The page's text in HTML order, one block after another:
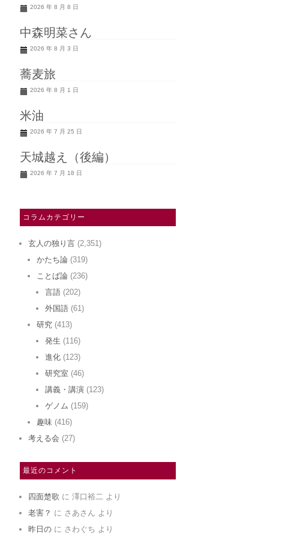
2026 年 8 月 8 日
中森明菜さん
2026 年 8 月 3 日
蕎麦旅
2026 年 8 月 1 日
米油
2026 年 7 月 25 日
天城越え（後編）
2026 年 7 月 18 日
コラムカテゴリー
玄人の独り言 (2,351)
かたち論 (319)
ことば論 (236)
言語 (202)
外国語 (61)
研究 (413)
発生 (116)
進化 (123)
研究室 (46)
講義・講演 (123)
ゲノム (159)
趣味 (416)
考える会 (27)
最近のコメント
四面楚歌 に 澤口裕二 より
老害？ に さあさん より
昨日の に さわぐち より